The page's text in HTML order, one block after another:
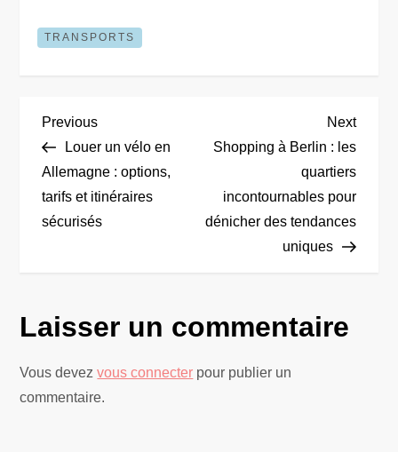
TRANSPORTS
N
a
v
a
t
Previous
Post
Previous
Louer un vélo en
Allemagne : options,
tarifs et itinéraires
sécurisés
Next
Post
Next
Shopping à Berlin : les
quartiers
incontournables pour
dénicher des tendances
uniques
Laisser un commentaire
Vous devezvous connecter pour publier un
commentaire.